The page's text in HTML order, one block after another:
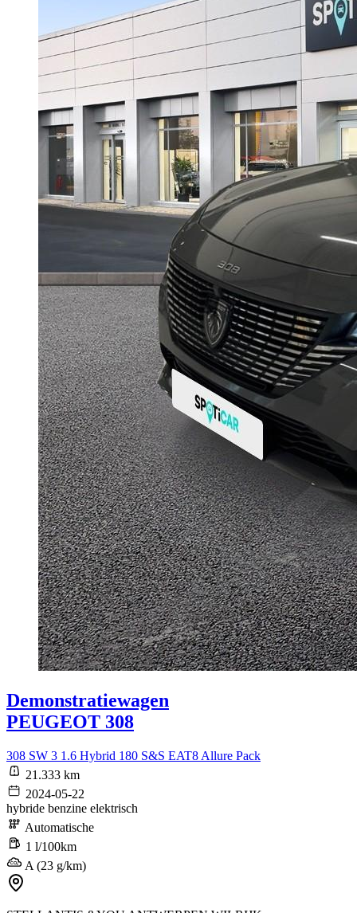
Demonstratiewagen
PEUGEOT 308
308 SW 3 1.6 Hybrid 180 S&S EAT8 Allure Pack
21.333 km
2024-05-22
hybride benzine elektrisch
Automatische
1 l/100km
A (23 g/km)